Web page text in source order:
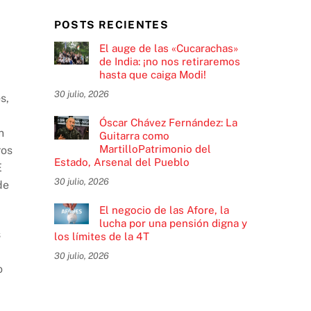
POSTS RECIENTES
El auge de las «Cucarachas»
de India: ¡no nos retiraremos
hasta que caiga Modi!
30 julio, 2026
Óscar Chávez Fernández: La
Guitarra como
MartilloPatrimonio del
Estado, Arsenal del Pueblo
30 julio, 2026
El negocio de las Afore, la
lucha por una pensión digna y
los límites de la 4T
30 julio, 2026